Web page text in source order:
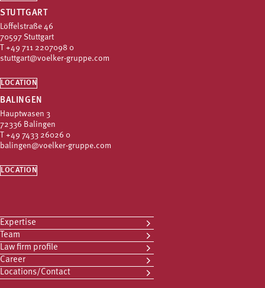
STUTTGART
Löffelstraße 46
70597 Stuttgart
+49 711 2207098 0
stuttgart@voelker-gruppe.com
LOCATION
BALINGEN
Hauptwasen 3
72336 Balingen
+49 7433 26026 0
balingen@voelker-gruppe.com
LOCATION
Expertise
Team
Law firm profile
Career
Locations/Contact